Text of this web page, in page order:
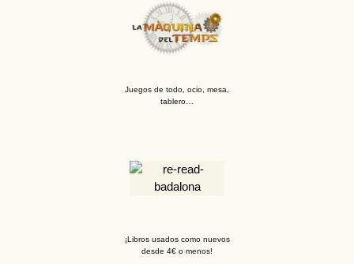
Juegos de todo, ocio, mesa,
tablero…
¡Libros usados como nuevos
desde 4€ o menos!